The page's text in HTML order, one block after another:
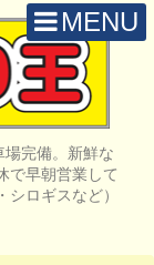
MENU
完備。新鮮な
で早朝営業して
ロギスなど）